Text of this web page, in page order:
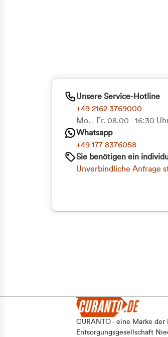
Unsere Service-Hotline
+49 2162 3769000
Mo. - Fr. 08.00 - 16:30
Whatsapp
+49 177 8376058
Sie benötigen ein
Unverbindliche Anfrage
CURANTO - eine Marke der
Entsorgungsgesellschaft